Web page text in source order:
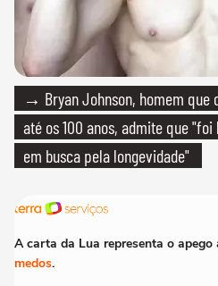
→ Bryan Johnson, homem que
até os 100 anos, admite que "foi
em busca pela longevidade"
A carta da Lua representa o apego
medos.